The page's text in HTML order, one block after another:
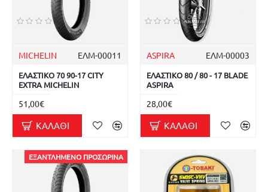
MICHELIN ΕΛΜ-00011
ΕΛΑΣΤΙΚΟ 70 90-17 CITY
EXTRA MICHELIN
51,00€
ΚΑΛΆΘΙ
ASPIRA ΕΛΜ-00003
ΕΛΑΣΤΙΚΟ 80 / 80 - 17 BLADE
ASPIRA
28,00€
ΚΑΛΆΘΙ
ΕΞΑΝΤΛΗΜΈΝΟ ΠΡΟΣΩΡΙΝΆ